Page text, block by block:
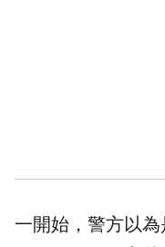
一開始，警方以